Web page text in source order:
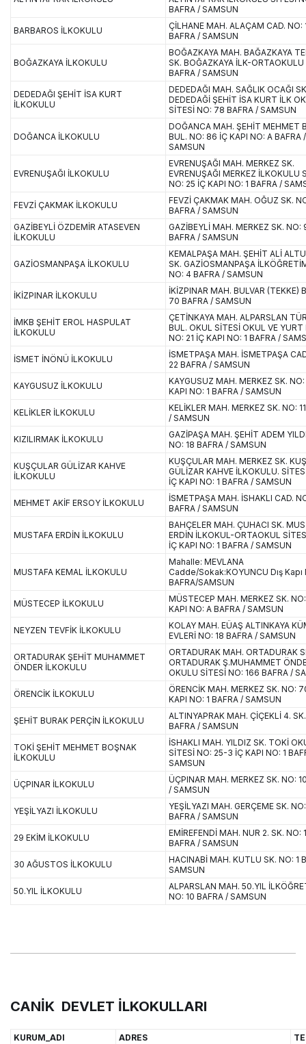
BAFRA / SAMSUN
BARBAROS İLKOKULU
ÇİLHANE MAH. ALAÇAM CAD. NO:
BAFRA / SAMSUN
BOĞAZKAYA İLKOKULU
BOĞAZKAYA MAH. BAĞAZKAYA
SK. BOĞAZKAYA İLK-
BAFRA / SAMSUN
DEDEDAĞI ŞEHİT İSA KURT
İLKOKULU
DEDEDAĞI MAH. SAĞLIK OCAĞI
DEDEDAĞİ ŞEHİT İSA KURT İLK
SİTESİ NO: 78 BAFRA / SAMSUN
DOĞANCA İLKOKULU
DOĞANCA MAH. ŞEHİT MEHMET
BUL. NO: 86 İÇ KAPI NO: A BAFRA /
SAMSUN
EVRENUŞAĞI İLKOKULU
EVRENUŞAĞI MAH. MERKEZ SK.
EVRENUŞAĞI MERKEZ İLKOKULU
NO: 25 İÇ KAPI NO: 1 BAFRA /
FEVZİ ÇAKMAK İLKOKULU
FEVZİ ÇAKMAK MAH. OĞUZ SK.
BAFRA / SAMSUN
GAZİBEYLİ ÖZDEMİR ATASEVEN
İLKOKULU
GAZİBEYLİ MAH. MERKEZ SK. NO:
BAFRA / SAMSUN
GAZİOSMANPAŞA İLKOKULU
KEMALPAŞA MAH. ŞEHİT ALİ
SK. GAZİOSMANPAŞA
NO: 4 BAFRA / SAMSUN
İKİZPINAR İLKOKULU
İKİZPINAR MAH. BULVAR (TEKKE)
70 BAFRA / SAMSUN
İMKB ŞEHİT EROL HASPULAT
İLKOKULU
ÇETİNKAYA MAH. ALPARSLAN
BUL. OKUL SİTESİ OKUL VE YURT
NO: 21 İÇ KAPI NO: 1 BAFRA /
İSMET İNÖNÜ İLKOKULU
İSMETPAŞA MAH. İSMETPAŞA
22 BAFRA / SAMSUN
KAYGUSUZ İLKOKULU
KAYGUSUZ MAH. MERKEZ SK.
KAPI NO: 1 BAFRA / SAMSUN
KELİKLER İLKOKULU
KELİKLER MAH. MERKEZ SK. NO:
/ SAMSUN
KIZILIRMAK İLKOKULU
GAZİPAŞA MAH. ŞEHİT ADEM
NO: 18 BAFRA / SAMSUN
KUŞÇULAR GÜLİZAR KAHVE
İLKOKULU
KUŞÇULAR MAH. MERKEZ SK.
GÜLİZAR KAHVE İLKOKULU.
İÇ KAPI NO: 1 BAFRA / SAMSUN
MEHMET AKİF ERSOY İLKOKULU
İSMETPAŞA MAH. İSHAKLI CAD.
BAFRA / SAMSUN
MUSTAFA ERDİN İLKOKULU
BAHÇELER MAH. ÇUHACI SK.
ERDİN İLKOKUL-ORTAOKUL
İÇ KAPI NO: 1 BAFRA / SAMSUN
MUSTAFA KEMAL İLKOKULU
Mahalle: MEVLANA
Cadde/Sokak:KOYUNCU Dış Kapı
BAFRA/SAMSUN
MÜSTECEP İLKOKULU
MÜSTECEP MAH. MERKEZ SK.
KAPI NO: A BAFRA / SAMSUN
NEYZEN TEVFİK İLKOKULU
KOLAY MAH. EÜAŞ ALTINKAYA
EVLERİ NO: 18 BAFRA / SAMSUN
ORTADURAK ŞEHİT MUHAMMET
ÖNDER İLKOKULU
ORTADURAK MAH. ORTADURAK
ORTADURAK Ş.MUHAMMET
OKULU SİTESİ NO: 166 BAFRA /
ÖRENCİK İLKOKULU
ÖRENCİK MAH. MERKEZ SK. NO:
KAPI NO: 1 BAFRA / SAMSUN
ŞEHİT BURAK PERÇİN İLKOKULU
ALTINYAPRAK MAH. ÇİÇEKLİ 4.
BAFRA / SAMSUN
TOKİ ŞEHİT MEHMET BOŞNAK
İLKOKULU
İSHAKLI MAH. YILDIZ SK. TOKİ
SİTESİ NO: 25-3 İÇ KAPI NO: 1
SAMSUN
ÜÇPINAR İLKOKULU
ÜÇPINAR MAH. MERKEZ SK. NO:
/ SAMSUN
YEŞİLYAZI İLKOKULU
YEŞİLYAZI MAH. GERÇEME SK.
BAFRA / SAMSUN
29 EKİM İLKOKULU
EMİREFENDİ MAH. NUR 2. SK. NO:
BAFRA / SAMSUN
30 AĞUSTOS İLKOKULU
HACINABİ MAH. KUTLU SK. NO: 1
SAMSUN
50.YIL İLKOKULU
ALPARSLAN MAH. 50.YIL
NO: 10 BAFRA / SAMSUN
CANİK DEVLET İLKOKULLARI
KURUM_ADI ADRES